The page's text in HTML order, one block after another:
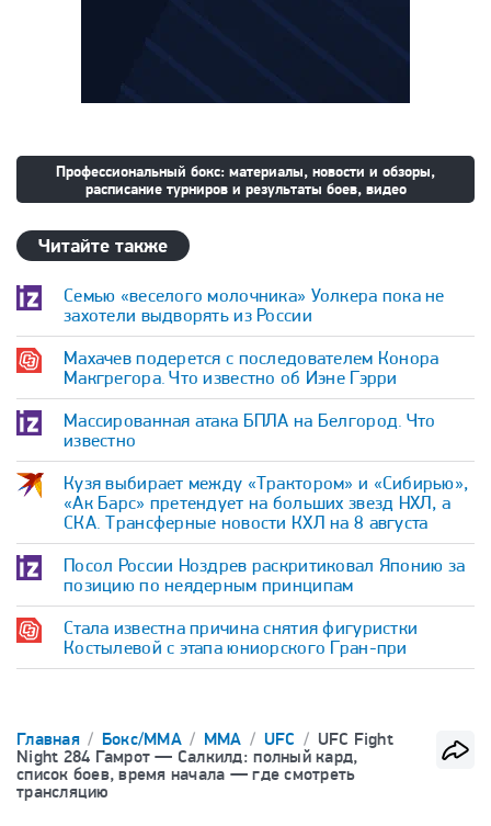
Профессиональный бокс: материалы, новости и обзоры,
расписание турниров и результаты боев, видео
Читайте также
Семью «веселого молочника» Уолкера пока не
захотели выдворять из России
Махачев подерется с последователем Конора
Макгрегора. Что известно об Иэне Гэрри
Массированная атака БПЛА на Белгород. Что
известно
Кузя выбирает между «Трактором» и «Сибирью»,
«Ак Барс» претендует на больших звезд НХЛ, а
СКА. Трансферные новости КХЛ на 8 августа
Посол России Ноздрев раскритиковал Японию за
позицию по неядерным принципам
Стала известна причина снятия фигуристки
Костылевой с этапа юниорского Гран-при
Главная Бокс/ММА ММА UFC
UFC Fight
Night 284 Гамрот — Салкилд: полный кард,
список боев, время начала — где смотреть
трансляцию